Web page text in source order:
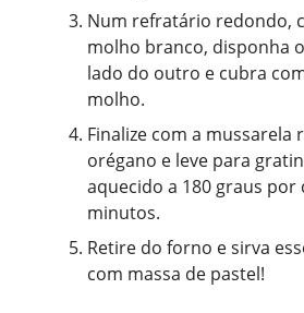
Num refratário redondo,
molho branco, disponha
lado do outro e cubra
molho.
Finalize com a mussarela
orégano e leve para
aquecido a 180 graus por
minutos.
Retire do forno e sirva
com massa de pastel!